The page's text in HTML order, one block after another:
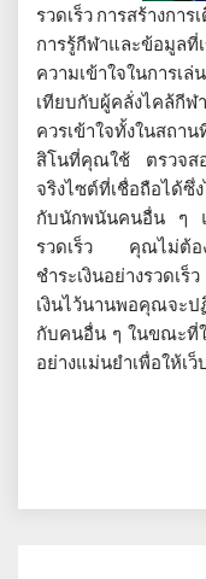
รวดเร็ว การสร้างกา
การรู้กีฬาและข้อมูล
ความเข้าใจในการเ
เทียบกับผู้คลั่งไคล้
ควรเข้าใจทั้งในสถาน
สิโนที่คุณใช้ ตรวจส
จริงไซต์ที่เชื่อถือได้
กับนักพนันคนอื่น ๆ แ
รวดเร็ว คุณไม่ต้อง
ชำระเงินอย่างรวดเ
เงินไว้นานพอคุณจะ
กับคนอื่น ๆ ในขณะที่
อย่างแม่นยำเพื่อให้เ